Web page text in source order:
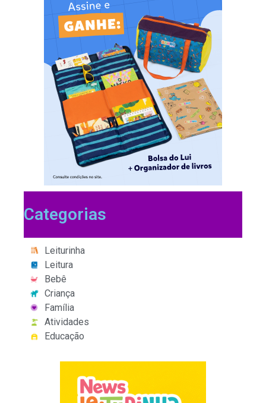
Categorias
Leiturinha
Leitura
Bebê
Criança
Família
Atividades
Educação